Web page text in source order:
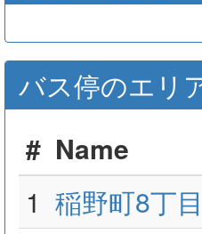
バス停のエリ
# Name
1 稲野町8丁目